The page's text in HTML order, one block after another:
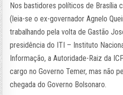
Nos bastidores políticos de Brasília
(leia-se o ex-governador Agnelo
trabalhando pela volta de Gastão
presidência do ITI – Instituto
Informação, a Autoridade-Raiz da
cargo no Governo Temer, mas não
chegada do Governo Bolsonaro.